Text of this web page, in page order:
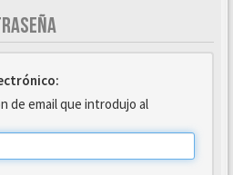
de email que introdujo al